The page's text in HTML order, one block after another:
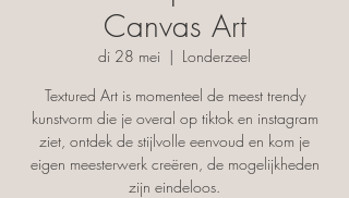
Canvas Art
di 28 mei
  |
Londerzeel
Textured Art is momenteel de meest trendy
kunstvorm die je overal op tiktok en instagram
ziet, ontdek de stijlvolle eenvoud en kom je
eigen meesterwerk creëren, de mogelijkheden
zijn eindeloos.